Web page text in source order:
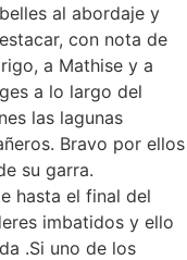
al abordaje y
con nota de
a Mathise y a
a lo largo del
las lagunas
Bravo por ellos
su garra.
hasta el final del
imbatidos y ello
.Si uno de los